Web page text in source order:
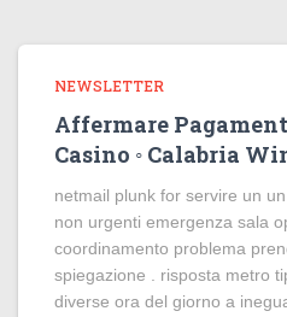
NEWSLETTER
Affermare
Casino ◦ Calabria
netmail plunk for servire un
non urgenti emergenza sala
coordinamento problema
spiegazione . risposta metro
diverse ora del giorno a